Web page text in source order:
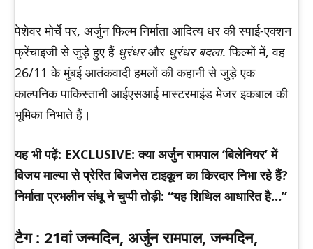
पेशेवर मोर्चे पर, अर्जुन फिल्म निर्माता आदित्य धर की स्पाई-एक्शन
फ्रेंचाइजी से जुड़े हुए हैं धुरंधरऔर धुरंधर बदला. फिल्मों में, वह
26/11 के मुंबई आतंकवादी हमलों की कहानी से जुड़े एक
काल्पनिक पाकिस्तानी आईएसआई मास्टरमाइंड मेजर इकबाल की
भूमिका निभाते हैं।
यह भी पढ़ें: EXCLUSIVE: क्या अर्जुन रामपाल ‘बिलेनियर’ में
विजय माल्या से प्रेरित बिजनेस टाइकून का किरदार निभा रहे हैं?
निर्माता प्रभलीन संधू ने चुप्पी तोड़ी: “यह शिथिल आधारित है…”
टैग : 21वां जन्मदिन, अर्जुन रामपाल, जन्मदिन,